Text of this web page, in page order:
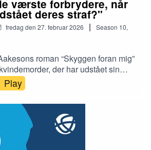
værste forbrydere, når
deres straf?"
fredag den 27. februar 2026 | Season 10,
roman “Skyggen foran mig”
der har udstået sin
på 12 år og skal tilbage til
prøver at genstarte sit liv ved at
Caminoen i Nordspanien, og
man som læser større og større
hovedpersonen.Vi spurgte
målet med romanen er, at vi skal
for et menneske, der har begået
Play